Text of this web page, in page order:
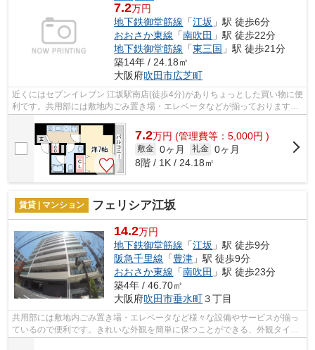
7.2万円
地下鉄御堂筋線 「江坂 」駅 徒歩6分
おおさか東線 「南吹田 」駅 徒歩22分
地下鉄御堂筋線 「東三国 」駅 徒歩21分
築14年 / 24.18㎡
大阪府吹田市広芝町
近くにはセブンイレブン 江坂駅南店(徒歩4分)がありちょっとした買い物に便
利です。共用部には敷地内ごみ置き場・エレベータなどが揃っております。
7.2万円 (管理費等：5,000円 )
敷金 0ヶ月 礼金 0ヶ月
8階 / 1K / 24.18㎡
賃貸 | マンション フェリシア江坂
14.2万円
地下鉄御堂筋線 「江坂 」駅 徒歩9分
阪急千里線 「豊津 」駅 徒歩9分
おおさか東線 「南吹田 」駅 徒歩23分
築4年 / 46.70㎡
大阪府吹田市垂水町３丁目
共用部には敷地内ごみ置き場・エレベータなど様々な設備やサービスが揃っ
ているので便利です。きれいな外観を簡単に保つことができる、外観タイル